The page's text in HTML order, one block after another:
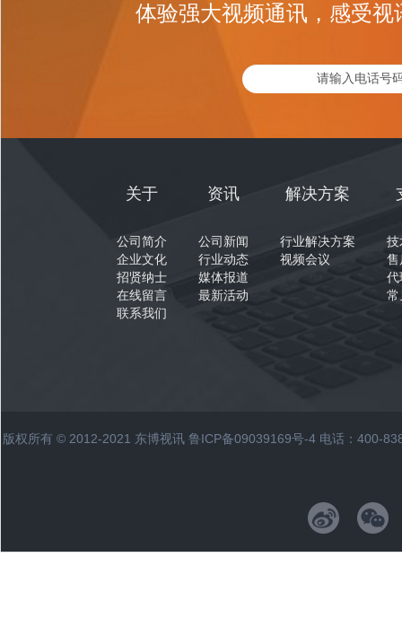
体验强大视频通讯，感受
关于
公司简介
企业文化
招贤纳士
在线留言
联系我们
资讯
公司新闻
行业动态
媒体报道
最新活动
解决方案
行业解决方案
视频会议
技
售
代
常
版权所有 © 2012-2021 东博视讯 鲁ICP备09039169号-4电话：400-